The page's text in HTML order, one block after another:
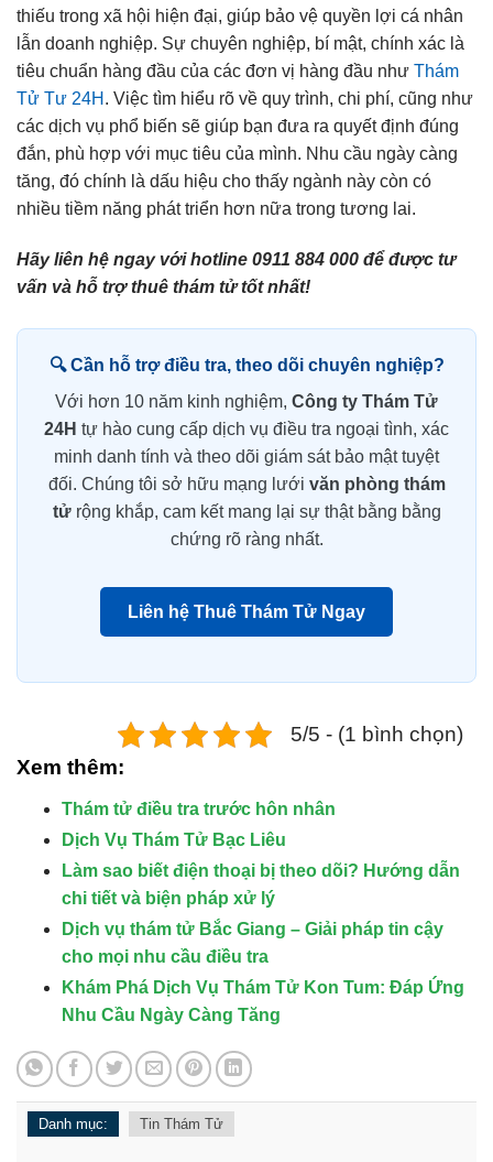
thiếu trong xã hội hiện đại, giúp bảo vệ quyền lợi cá nhân
lẫn doanh nghiệp. Sự chuyên nghiệp, bí mật, chính xác là
tiêu chuẩn hàng đầu của các đơn vị hàng đầu như Thám
Tử Tư 24H . Việc tìm hiểu rõ về quy trình, chi phí, cũng như
các dịch vụ phổ biến sẽ giúp bạn đưa ra quyết định đúng
đắn, phù hợp với mục tiêu của mình. Nhu cầu ngày càng
tăng, đó chính là dấu hiệu cho thấy ngành này còn có
nhiều tiềm năng phát triển hơn nữa trong tương lai.
Hãy liên hệ ngay với hotline 0911 884 000 để được tư
vấn và hỗ trợthuê thám tửtốt nhất!
🔍 Cần hỗ trợ điều tra, theo dõi chuyên nghiệp?
Với hơn 10 năm kinh nghiệm, Công ty Thám Tử
24H tự hào cung cấp dịch vụ điều tra ngoại tình, xác
minh danh tính và theo dõi giám sát bảo mật tuyệt
đối. Chúng tôi sở hữu mạng lưới văn phòng thám
tửrộng khắp, cam kết mang lại sự thật bằng bằng
chứng rõ ràng nhất.
Liên hệ Thuê Thám Tử Ngay
5/5 - (1 bình chọn)
Xem thêm:
Thám tử điều tra trước hôn nhân
Dịch Vụ Thám Tử Bạc Liêu
Làm sao biết điện thoại bị theo dõi? Hướng dẫn
chi tiết và biện pháp xử lý
Dịch vụ thám tử Bắc Giang – Giải pháp tin cậy
cho mọi nhu cầu điều tra
Khám Phá Dịch Vụ Thám Tử Kon Tum: Đáp Ứng
Nhu Cầu Ngày Càng Tăng
Danh mục: Tin Thám Tử